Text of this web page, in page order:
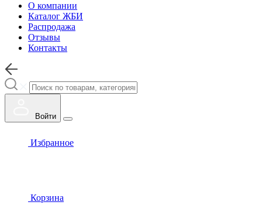
О компании
Каталог ЖБИ
Распродажа
Отзывы
Контакты
Войти
Избранное
Корзина